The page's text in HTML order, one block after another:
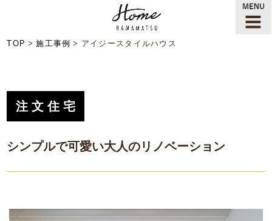
TOP 施工事例 アイジースタイルハウス
注文住宅
シンプルで可愛い大人のリノベーション